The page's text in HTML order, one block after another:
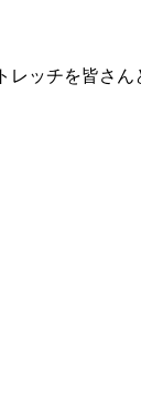
ッチを皆さ